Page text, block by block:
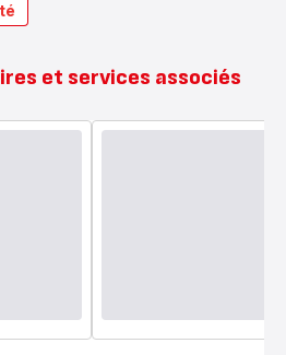
et services associés